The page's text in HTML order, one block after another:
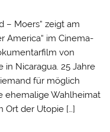
– Moers“ zeigt am
America“ im Cinema-
von
in Nicaragua. 25 Jahre
für möglich
ehemalige Wahlheimat
Ort der Utopie […]